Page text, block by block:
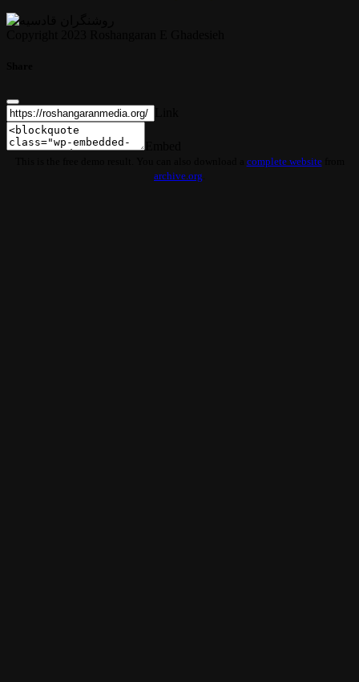
complete websitefrom
archive.org